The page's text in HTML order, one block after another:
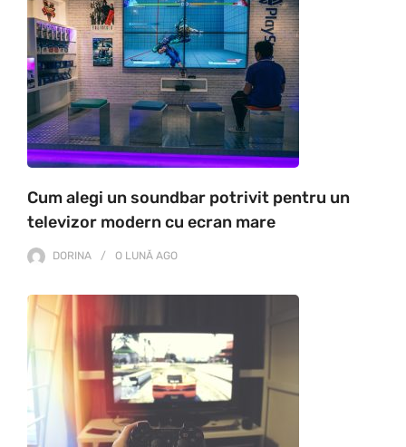
Cum alegi un soundbar potrivit pentru un
televizor modern cu ecran mare
DORINA O LUNĂ AGO